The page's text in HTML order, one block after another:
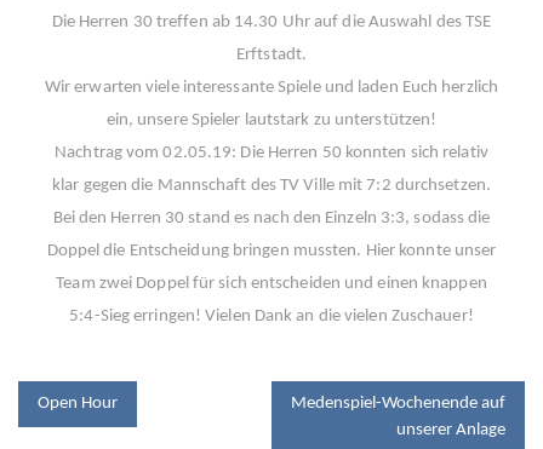
Die Herren 30 treffen ab 14.30 Uhr auf die Auswahl des TSE
Erftstadt.
Wir erwarten viele interessante Spiele und laden Euch herzlich
ein, unsere Spieler lautstark zu unterstützen!
Nachtrag vom 02.05.19: Die Herren 50 konnten sich relativ
klar gegen die Mannschaft des TV Ville mit 7:2 durchsetzen.
Bei den Herren 30 stand es nach den Einzeln 3:3, sodass die
Doppel die Entscheidung bringen mussten. Hier konnte unser
Team zwei Doppel für sich entscheiden und einen knappen
5:4-Sieg erringen! Vielen Dank an die vielen Zuschauer!
BEITRAGSNAVIGATION
Open Hour
Medenspiel-Wochenende auf
unserer Anlage